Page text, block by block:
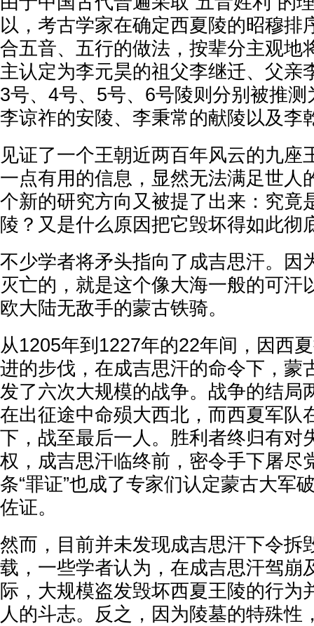
以，考古学家在确定西夏陵的昭穆排
合五音、五行的做法，按辈分主观地
主认定为李元昊的祖父李继迁、父亲
3号、4号、5号、6号陵则分别被推
李谅祚的安陵、李秉常的献陵以及李
见证了一个王朝近两百年风云的九座
一点有用的信息，显然无法满足世人
个新的研究方向又被提了出来：究竟
陵？又是什么原因把它毁坏得如此彻
不少学者将矛头指向了成吉思汗。因
灭亡的，就是这个像大海一般的可汗
欧大陆无敌手的蒙古铁骑。
从1205年到1227年的22年间，因西
进的步伐，在成吉思汗的命令下，蒙
发了六次大规模的战争。战争的结局
在出征途中命殒大西北，而西夏军队
下，战至最后一人。胜利者终归有对
权，成吉思汗临终前，密令手下屠
条“罪证”也成了专家们认定蒙古大军
佐证。
然而，目前并未发现成吉思汗下令拆
载，一些学者认为，在成吉思汗驾崩
际，大规模盗发毁坏西夏王陵的行为
人的斗志。反之，因为陵墓的特殊性